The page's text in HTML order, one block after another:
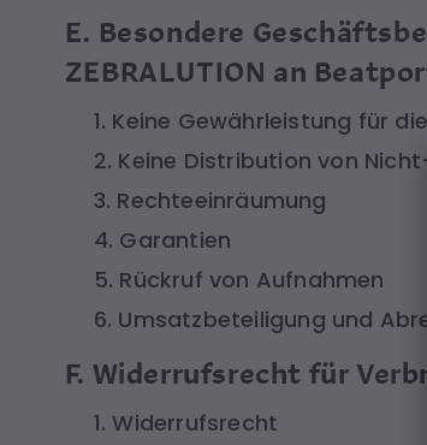
E. Besondere
ZEBRALUTION an
1. Keine Gewährleistung für
2. Keine Distribution von
3. Rechteeinräumung
4. Garantien
5. Rückruf von Aufnahmen
6. Umsatzbeteiligung und
F. Widerrufsrecht für
1. Widerrufsrecht